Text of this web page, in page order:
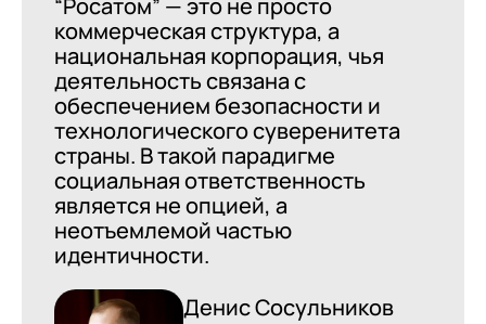
коммерческая структура, а
национальная корпорация, чья
деятельность связана с
обеспечением безопасности и
технологического суверенитета
страны. В такой парадигме
социальная ответственность
является не опцией, а
неотъемлемой частью
идентичности.
Денис Сосульников